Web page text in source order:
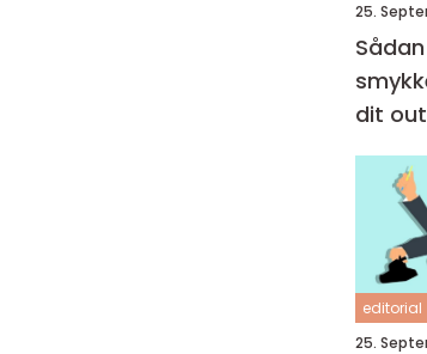
25.
dit
editorial
25.